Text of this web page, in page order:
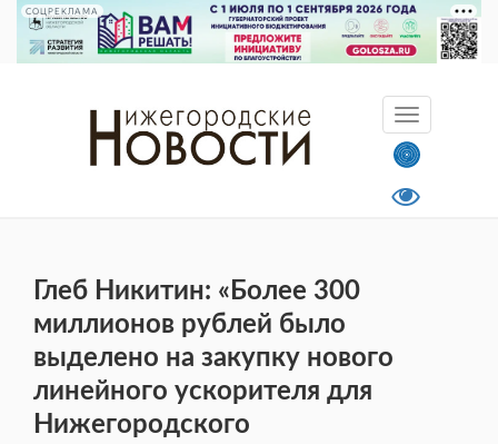
СОЦРЕКЛАМА
Глеб Никитин: «Более 300
миллионов рублей было
выделено на закупку нового
линейного ускорителя для
Нижегородского